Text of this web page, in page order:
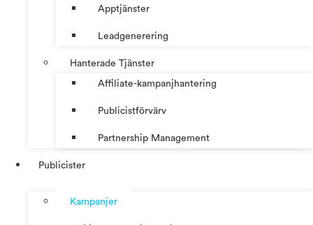
Apptjänster
Leadgenerering
Hanterade Tjänster
Affiliate-kampanjhantering
Publicistförvärv
Partnership Management
Publicister
Kampanjer